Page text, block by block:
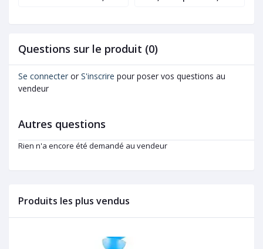
Produits les plus vendus
Questions sur le produit (0)
Se connecter or S'inscrire pour poser vos questions au
vendeur
Autres questions
Rien n'a encore été demandé au vendeur